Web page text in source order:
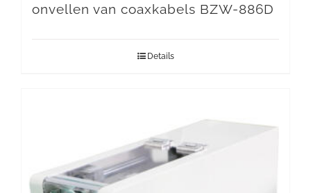
onvellen van coaxkabels BZW-886D
Details